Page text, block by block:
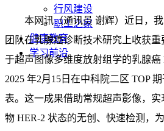
行风建设
职工之家
健康教育
学习前沿
本网讯（通讯员 谢辉）近日，
团队在乳腺癌诊断技术研究上收获
于超声图像多维度放射组学的乳腺癌
2025 年2月 15 日在中科院二区 TOP期
表。这一成果借助常规超声影像，
物 HER-2 状态的无创、快速检测，